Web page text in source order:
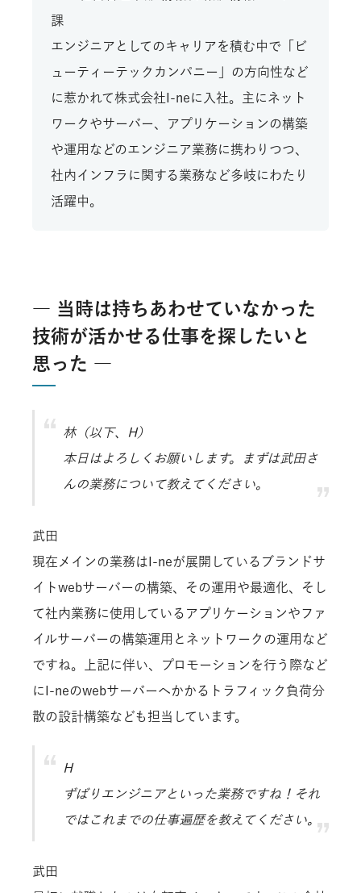
課
エンジニアとしてのキャリアを積む中で「ビ
ューティーテックカンパニー」の方向性など
に惹かれて株式会社I-neに入社。主にネット
ワークやサーバー、アプリケーションの構築
や運用などのエンジニア業務に携わりつつ、
社内インフラに関する業務など多岐にわたり
活躍中。
― 当時は持ちあわせていなかった
技術が活かせる仕事を探したいと
思った ―
林（以下、H）
本日はよろしくお願いします。まずは武田さ
んの業務について教えてください。
武田
現在メインの業務はI-neが展開しているブランドサ
イトwebサーバーの構築、その運用や最適化、そし
て社内業務に使用しているアプリケーションやファ
イルサーバーの構築運用とネットワークの運用など
ですね。上記に伴い、プロモーションを行う際など
にI-neのwebサーバーへかかるトラフィック負荷分
散の設計構築なども担当しています。
H
ずばりエンジニアといった業務ですね！それ
ではこれまでの仕事遍歴を教えてください。
武田